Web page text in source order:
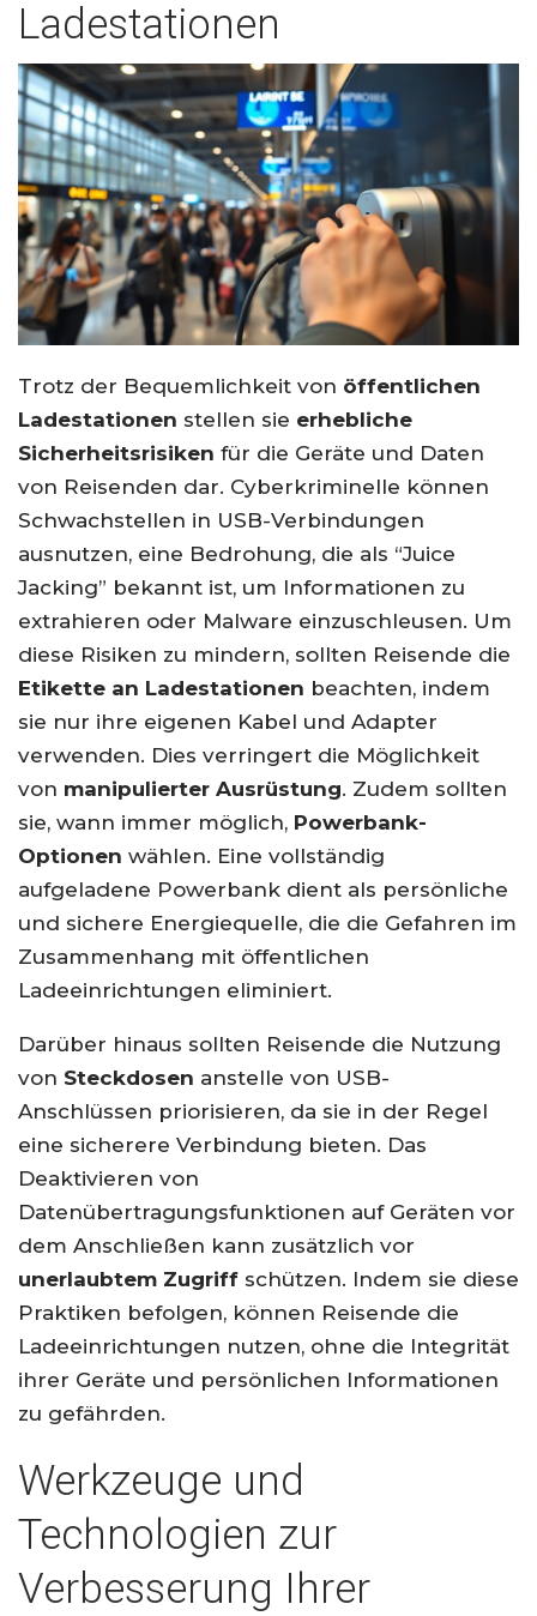
Ladestationen
Trotz der Bequemlichkeit von öffentlichen
Ladestationen stellen sie erhebliche
Sicherheitsrisiken für die Geräte und Daten
von Reisenden dar. Cyberkriminelle können
Schwachstellen in USB-Verbindungen
ausnutzen, eine Bedrohung, die als “Juice
Jacking” bekannt ist, um Informationen zu
extrahieren oder Malware einzuschleusen. Um
diese Risiken zu mindern, sollten Reisende die
Etikette an Ladestationen beachten, indem
sie nur ihre eigenen Kabel und Adapter
verwenden. Dies verringert die Möglichkeit
von manipulierter Ausrüstung. Zudem sollten
sie, wann immer möglich, Powerbank-
Optionen wählen. Eine vollständig
aufgeladene Powerbank dient als persönliche
und sichere Energiequelle, die die Gefahren im
Zusammenhang mit öffentlichen
Ladeeinrichtungen eliminiert.
Darüber hinaus sollten Reisende die Nutzung
von Steckdosen anstelle von USB-
Anschlüssen priorisieren, da sie in der Regel
eine sicherere Verbindung bieten. Das
Deaktivieren von
Datenübertragungsfunktionen auf Geräten vor
dem Anschließen kann zusätzlich vor
unerlaubtem Zugriff schützen. Indem sie diese
Praktiken befolgen, können Reisende die
Ladeeinrichtungen nutzen, ohne die Integrität
ihrer Geräte und persönlichen Informationen
zu gefährden.
Werkzeuge und
Technologien zur
Verbesserung Ihrer